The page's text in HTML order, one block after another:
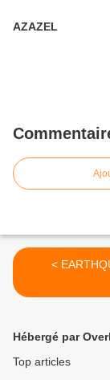
AZAZEL
<
Hébergé par
Top articles